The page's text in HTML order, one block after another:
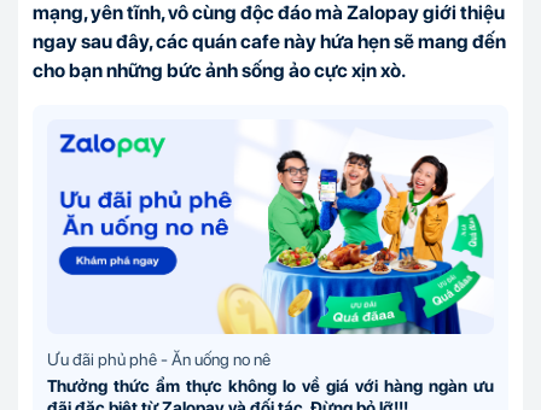
mạng, yên tĩnh, vô cùng độc đáo mà Zalopay giới thiệu
ngay sau đây, các quán cafe này hứa hẹn sẽ mang đến
cho bạn những bức ảnh sống ảo cực xịn xò.
Ưu đãi phủ phê - Ăn uống no nê
Thưởng thức ẩm thực không lo về giá với hàng ngàn ưu